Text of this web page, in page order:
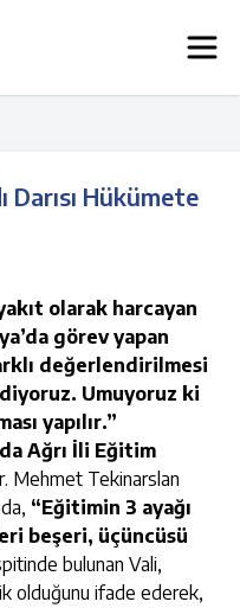
Hükümete
olarak harcayan
görev yapan
değerlendirilmesi
Umuyoruz ki
yapılır.”
Ağrı İli Eğitim
Mehmet Tekinarslan
“Eğitimin 3 ayağı
beşeri, üçüncüsü
bulunan Vali,
olduğunu ifade ederek,